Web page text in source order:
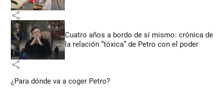
share
Cuatro años a bordo de sí mismo: crónica de
la relación “tóxica” de Petro con el poder
share
¿Para dónde va a coger Petro?